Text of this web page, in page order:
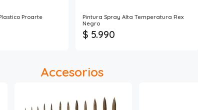
Proarte
Pintura Spray Alta Temperatura Rex
Negro
$ 5.990
Accesorios